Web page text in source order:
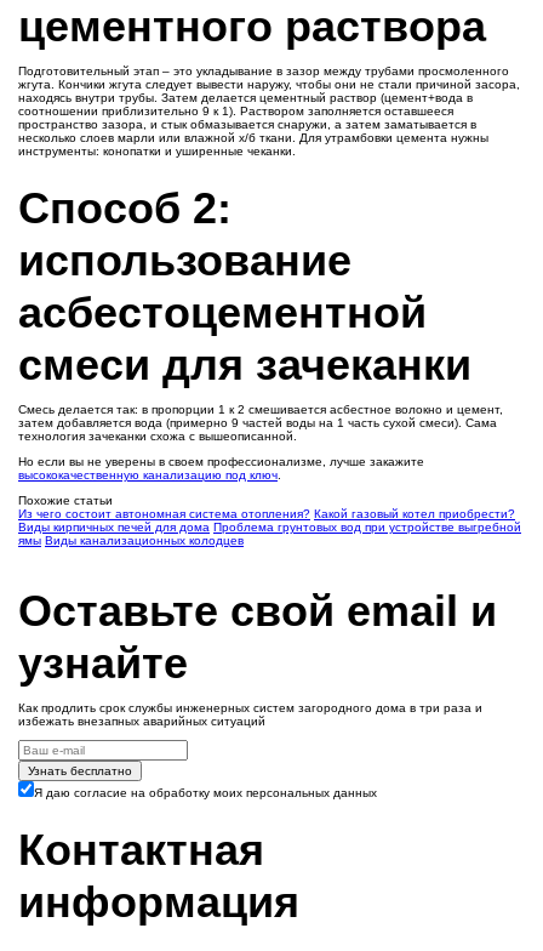
цементного раствора
Подготовительный этап – это укладывание в зазор между трубами просмоленного
жгута. Кончики жгута следует вывести наружу, чтобы они не стали причиной засора,
находясь внутри трубы. Затем делается цементный раствор (цемент+вода в
соотношении приблизительно 9 к 1). Раствором заполняется оставшееся
пространство зазора, и стык обмазывается снаружи, а затем заматывается в
несколько слоев марли или влажной х/б ткани. Для утрамбовки цемента нужны
инструменты: конопатки и уширенные чеканки.
Способ 2:
использование
асбестоцементной
смеси для зачеканки
Смесь делается так: в пропорции 1 к 2 смешивается асбестное волокно и цемент,
затем добавляется вода (примерно 9 частей воды на 1 часть сухой смеси). Сама
технология зачеканки схожа с вышеописанной.
Но если вы не уверены в своем профессионализме, лучше закажите
высококачественную канализацию под ключ
Похожие статьи
Из чего состоит автономная система отопления? Какой газовый котел приобрести?
Виды кирпичных печей для дома Проблема грунтовых вод при устройстве выгребной
ямы Виды канализационных колодцев
Оставьте свой email и
узнайте
Как продлить срок службы инженерных систем загородного дома в три раза и
избежать внезапных аварийных ситуаций
Узнать бесплатно
Я даю согласие на обработку моих персональных данных
Контактная
информация